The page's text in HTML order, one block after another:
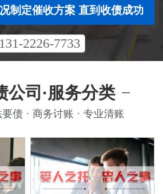
制定催收方案 直到收债成功
131-2226-7733
公司·服务分类
债 · 商务讨账 · 专业清账